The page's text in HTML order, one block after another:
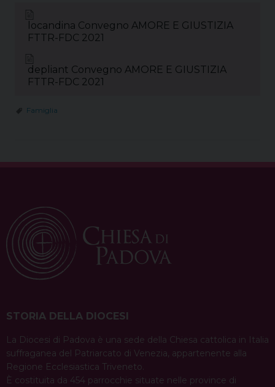
locandina Convegno AMORE E GIUSTIZIA
FTTR-FDC 2021
depliant Convegno AMORE E GIUSTIZIA
FTTR-FDC 2021
Famiglia
STORIA DELLA DIOCESI
La Diocesi di Padova è una sede della Chiesa cattolica in Italia
suffraganea del Patriarcato di Venezia, appartenente alla
Regione Ecclesiastica Triveneto.
È costituita da 454 parrocchie situate nelle province di